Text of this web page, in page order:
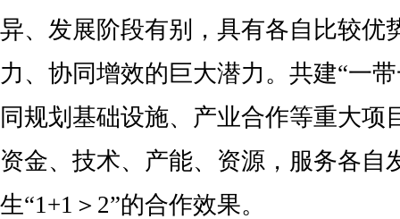
异、发展阶段有别，具有各自比较优
力、协同增效的巨大潜力。共建“一
同规划基础设施、产业合作等重大项
资金、技术、产能、资源，服务各自
生“1+1＞2”的合作效果。